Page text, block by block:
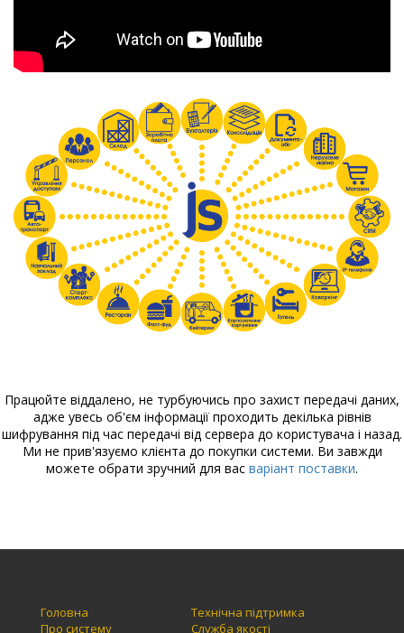
Працюйте віддалено, не турбуючись про захист передачі даних,
адже увесь об'єм інформації проходить декілька рівнів
шифрування під час передачі від сервера до користувача і назад.
Ми не прив'язуємо клієнта до покупки системи. Ви завжди
можете обрати зручний для вас варіант поставки.
Головна
Про систему
Технічна підтримка
Служба якості